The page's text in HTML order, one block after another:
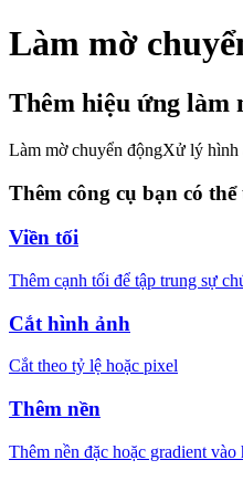
Làm mờ
Thêm hiệu ứng làm
Làm mờ chuyển độngXử lý hình
Thêm công cụ bạn có thể
Viền tối
Thêm cạnh tối để tập trung sự
Cắt hình ảnh
Cắt theo tỷ lệ hoặc pixel
Thêm nền
Thêm nền đặc hoặc gradient